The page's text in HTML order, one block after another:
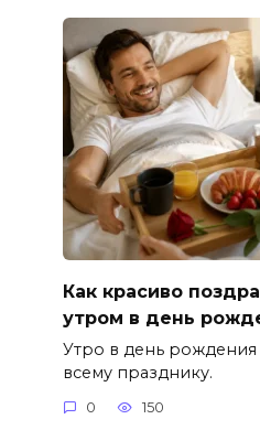
Как красиво
утром в день
Утро в день рождения
всему празднику.
0 150